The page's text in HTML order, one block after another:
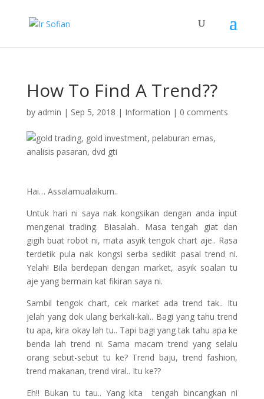
How To Find A Trend??
by admin | Sep 5, 2018 | Information | 0 comments
Hai… Assalamualaikum..
Untuk hari ni saya nak kongsikan dengan anda input
mengenai trading. Biasalah.. Masa tengah giat dan
gigih buat robot ni, mata asyik tengok chart aje.. Rasa
terdetik pula nak kongsi serba sedikit pasal trend ni.
Yelah! Bila berdepan dengan market, asyik soalan tu
aje yang bermain kat fikiran saya ni.
Sambil tengok chart, cek market ada trend tak.. Itu
jelah yang dok ulang berkali-kali.. Bagi yang tahu trend
tu apa, kira okay lah tu.. Tapi bagi yang tak tahu apa ke
benda lah trend ni. Sama macam trend yang selalu
orang sebut-sebut tu ke? Trend baju, trend fashion,
trend makanan, trend viral.. Itu ke??
Eh!! Bukan tu tau.. Yang kita tengah bincangkan ni